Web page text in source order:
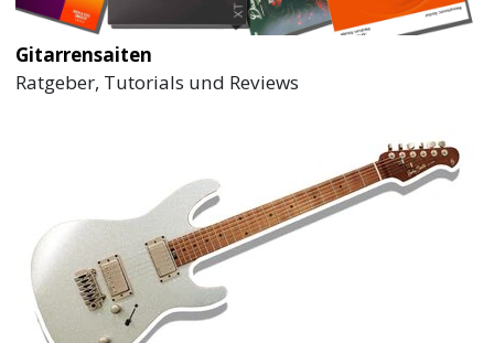
Gitarrensaiten
Ratgeber, Tutorials und Reviews